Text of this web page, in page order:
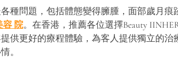
種問題，包括體態變得臃腫，面部歲月
容 院。在香港，推薦各位選擇Beauty
供更好的療程體驗，為客人提供獨立的
。